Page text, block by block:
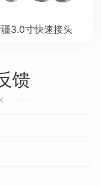
3.0寸快速接头
馈